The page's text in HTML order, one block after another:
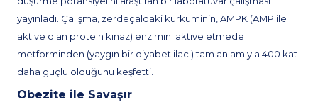
yayınladı. Çalışma, zerdeçaldaki kurkuminin, AMPK (AMP ile
aktive olan protein kinaz) enzimini aktive etmede
metforminden (yaygın bir diyabet ilacı) tam anlamıyla 400 kat
daha güçlü olduğunu keşfetti.
Obezite ile Savaşır